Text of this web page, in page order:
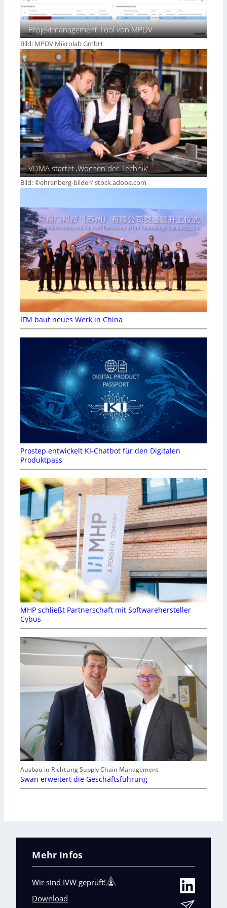
Projektmanagement-Tool von MPDV
Bild: MPDV Mikrolab GmbH
VDMA startet ‚Wochen der Technik‘
Bild: ©ehrenberg-bilder/ stock.adobe.com
IFM baut neues Werk in China
Prostep entwickelt KI-Chatbot für den Digitalen
Produktpass
MHP schließt Partnerschaft mit Softwarehersteller
Cybus
Ausbau in Richtung Supply Chain Management
Swan erweitert die Geschäftsführung
Mehr Infos
Wir sind IVW geprüft!
Download